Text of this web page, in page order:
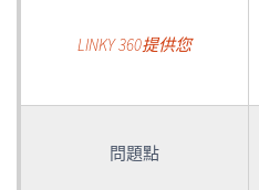
LINKY 360提供您
問題點